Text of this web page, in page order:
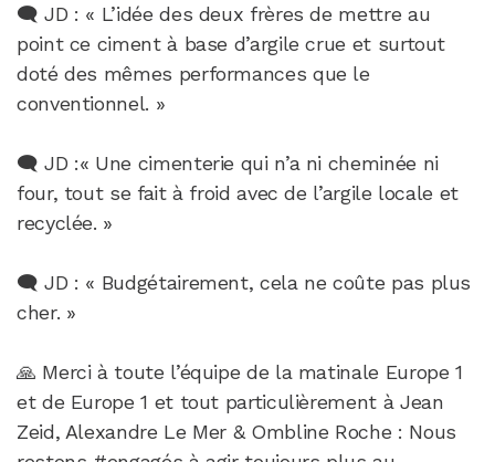
🗨️ JD : « L’idée des deux frères de mettre au
point ce ciment à base d’argile crue et surtout
doté des mêmes performances que le
conventionnel. »
🗨️ JD :« Une cimenterie qui n’a ni cheminée ni
four, tout se fait à froid avec de l’argile locale et
recyclée. »
🗨️ JD : « Budgétairement, cela ne coûte pas plus
cher. »
🙏 Merci à toute l’équipe de la matinale Europe 1
et de Europe 1 et tout particulièrement à Jean
Zeid, Alexandre Le Mer & Ombline Roche : Nous